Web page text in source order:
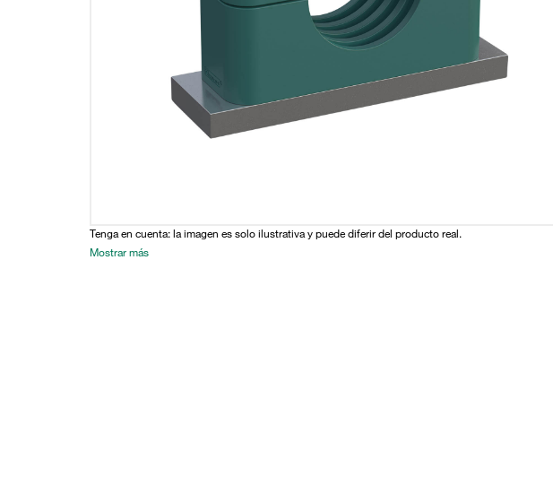
Tenga en cuenta: la imagen es solo ilustrativa y puede diferir del producto real.
Mostrar más